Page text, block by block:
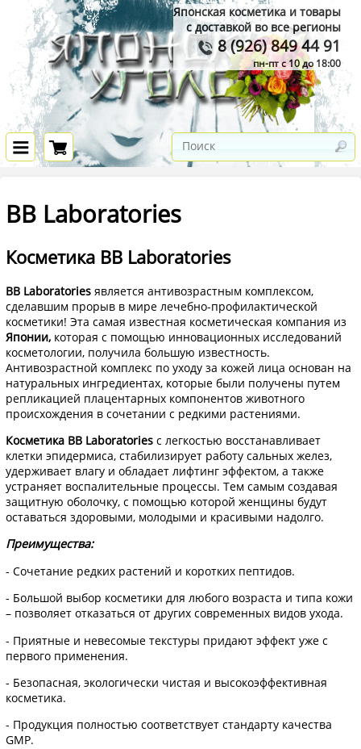
Японская косметика и товары
с доставкой во все регионы
8 (926) 849 44 91
пн-пт с 10 до 18:00
BB Laboratories
Косметика BB Laboratories
BB Laboratories является антивозрастным комплексом,
сделавшим прорыв в мире лечебно-профилактической
косметики! Эта самая известная косметическая компания из
Японии, которая с помощью инновационных исследований
косметологии, получила большую известность.
Антивозрастной комплекс по уходу за кожей лица основан на
натуральных ингредиентах, которые были получены путем
репликацией плацентарных компонентов животного
происхождения в сочетании с редкими растениями.
Косметика BB Laboratories с легкостью восстанавливает
клетки эпидермиса, стабилизирует работу сальных желез,
удерживает влагу и обладает лифтинг эффектом, а также
устраняет воспалительные процессы. Тем самым создавая
защитную оболочку, с помощью которой женщины будут
оставаться здоровыми, молодыми и красивыми надолго.
Преимущества:
- Сочетание редких растений и коротких пептидов.
- Большой выбор косметики для любого возраста и типа кожи
– позволяет отказаться от других современных видов ухода.
- Приятные и невесомые текстуры придают эффект уже с
первого применения.
- Безопасная, экологически чистая и высокоэффективная
косметика.
- Продукция полностью соответствует стандарту качества
GMP.